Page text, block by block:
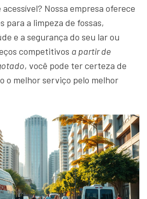
Nossa empresa oferece
para a limpeza de fossas,
e a segurança do seu lar ou
competitivos a partir de
, você pode ter certeza de
o melhor serviço pelo melhor